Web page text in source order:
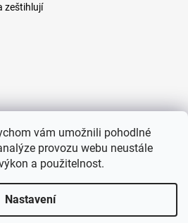
vám umožnili pohodlné
provozu webu neustále
a použitelnost.
Nastavení
zeštihlují